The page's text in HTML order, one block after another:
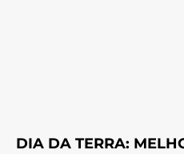
DIA DA TERRA: